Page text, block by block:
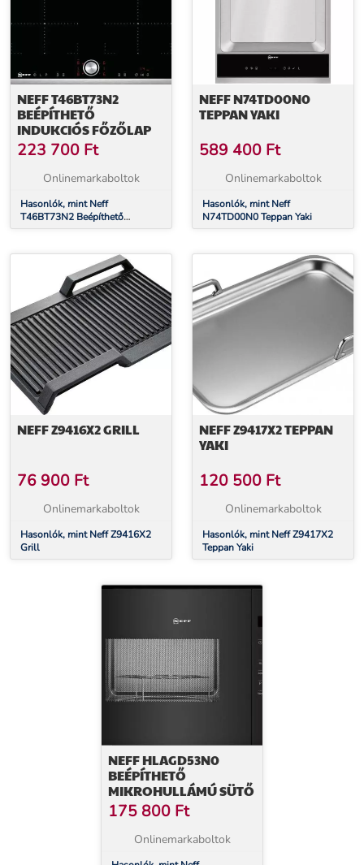
NEFF T46BT73N2
BEÉPÍTHETŐ
INDUKCIÓS FŐZŐLAP
223 700 Ft
Onlinemarkaboltok
Hasonlók, mint Neff
T46BT73N2 Beépíthető
Indukciós főzőlap
NEFF N74TD00N0
TEPPAN YAKI
589 400 Ft
Onlinemarkaboltok
Hasonlók, mint Neff
N74TD00N0 Teppan Yaki
NEFF Z9416X2 GRILL
76 900 Ft
Onlinemarkaboltok
Hasonlók, mint Neff Z9416X2
Grill
NEFF Z9417X2 TEPPAN
YAKI
120 500 Ft
Onlinemarkaboltok
Hasonlók, mint Neff Z9417X2
Teppan Yaki
NEFF HLAGD53N0
BEÉPÍTHETŐ
MIKROHULLÁMÚ SÜTŐ
175 800 Ft
Onlinemarkaboltok